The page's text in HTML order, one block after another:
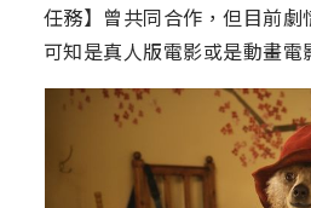
任務】曾共同合作，但目前劇
可知是真人版電影或是動畫電